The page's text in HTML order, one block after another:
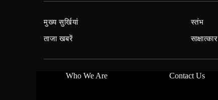
मुख्य सुर्खियां
ताजा खबरें
स्तंभ
साक्षात्कार
Who We Are Contact Us